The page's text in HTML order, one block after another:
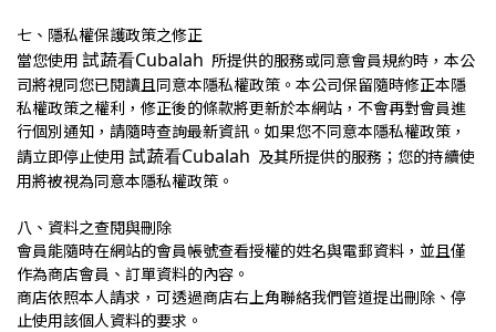
七、隱私權保護政策之修正
當您使用 試蔬看Cubalah 所提供的服務或同意會員規約時，本公
司將視同您已閱讀且同意本隱私權政策。本公司保留隨時修正本隱
私權政策之權利，修正後的條款將更新於本網站，不會再對會員進
行個別通知，請隨時查詢最新資訊。如果您不同意本隱私權政策，
請立即停止使用 試蔬看Cubalah 及其所提供的服務；您的持續使
用將被視為同意本隱私權政策。
八、資料之查閱與刪除
會員能隨時在網站的會員帳號查看授權的姓名與電郵資料，並且僅
作為商店會員、訂單資料的內容。
商店依照本人請求，可透過商店右上角聯絡我們管道提出刪除、停
止使用該個人資料的要求。